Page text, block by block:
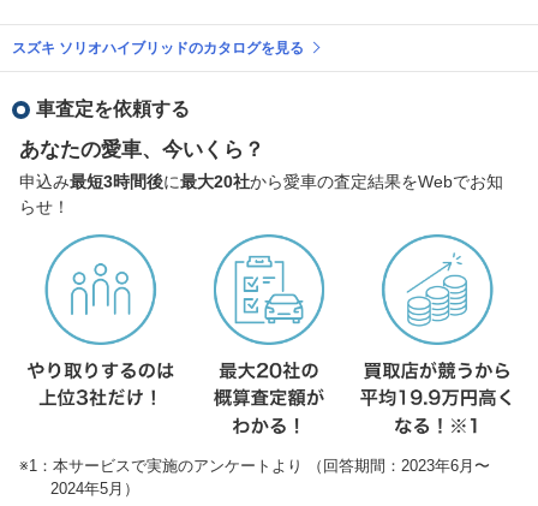
スズキ ソリオハイブリッドのカタログを見る
車査定を依頼する
あなたの愛車、今いくら？
申込み最短3時間後に最大20社から愛車の査定結果をWebでお知
らせ！
※1：本サービスで実施のアンケートより （回答期間：2023年6月〜
2024年5月）